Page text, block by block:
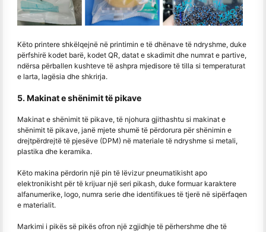
Këto printere shkëlqejnë në printimin e të dhënave të ndryshme, duke
përfshirë kodet barë, kodet QR, datat e skadimit dhe numrat e partive,
ndërsa përballen kushteve të ashpra mjedisore të tilla si temperaturat
e larta, lagësia dhe shkrirja.
5. Makinat e shënimit të pikave
Makinat e shënimit të pikave, të njohura gjithashtu si makinat e
shënimit të pikave, janë mjete shumë të përdorura për shënimin e
drejtpërdrejtë të pjesëve (DPM) në materiale të ndryshme si metali,
plastika dhe keramika.
Këto makina përdorin një pin të lëvizur pneumatikisht apo
elektronikisht për të krijuar një seri pikash, duke formuar karaktere
alfanumerike, logo, numra serie dhe identifikues të tjerë në sipërfaqen
e materialit.
Markimi i pikës së pikës ofron një zgjidhje të përhershme dhe të